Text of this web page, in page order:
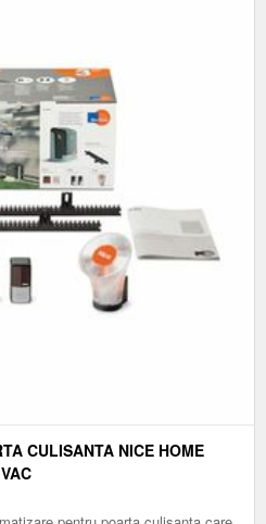
CULISANTA NICE HOME